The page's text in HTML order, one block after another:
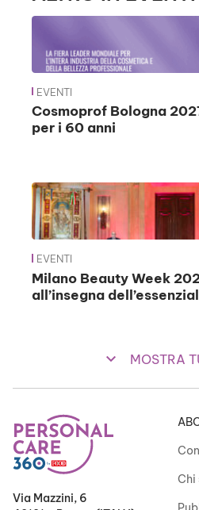
EVENTI
Cosmoprof Bologna
per i 60 anni
EVENTI
Milano Beauty Week
all’insegna
keyboard_arrow_down MOSTRA
Via Mazzini, 6
Chi